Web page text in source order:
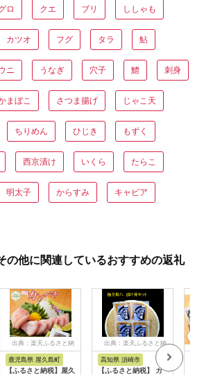
ロ クエ ブリ ししゃも
カツオ フグ タラ 鮎
ニ うなぎ 穴子 鱧 刺身
まぼこ さつま揚げ じゃこ天
ちりめん ひじき もずく
西京漬け いくら たらこ
明太子 からすみ キャビア
の他に関連しているおすすめの返礼
出典：楽天ふるさと納
税
鹿児島県 屋久島町
【ふるさと納税】屋久
出典：楽天ふるさと納
高知県 須崎市
【ふるさと納税】 カ